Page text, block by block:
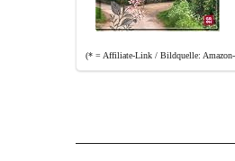
(* = Affi­lia­te-Link / Bild­quel­le: Amazon-